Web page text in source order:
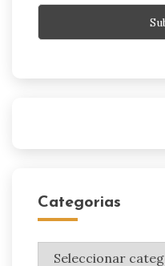
Categorias
Categorias